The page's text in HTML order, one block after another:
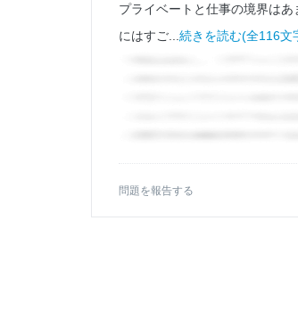
プライベートと仕事の境界は
にはすご... 続きを読む(全116文
問題を報告する